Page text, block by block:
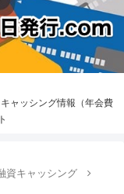
ャッシング情報（年会費
資キャッシング